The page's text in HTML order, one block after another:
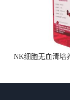
NK细胞无血清培